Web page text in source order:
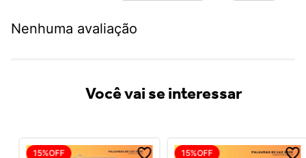
Nenhuma avaliação
Você vai se interessar
15%OFF 15%OFF